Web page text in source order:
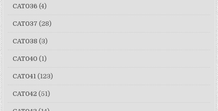
CAT036 (4)
CAT037 (28)
CAT038 (3)
CAT040 (1)
CAT041 (123)
CAT042 (51)